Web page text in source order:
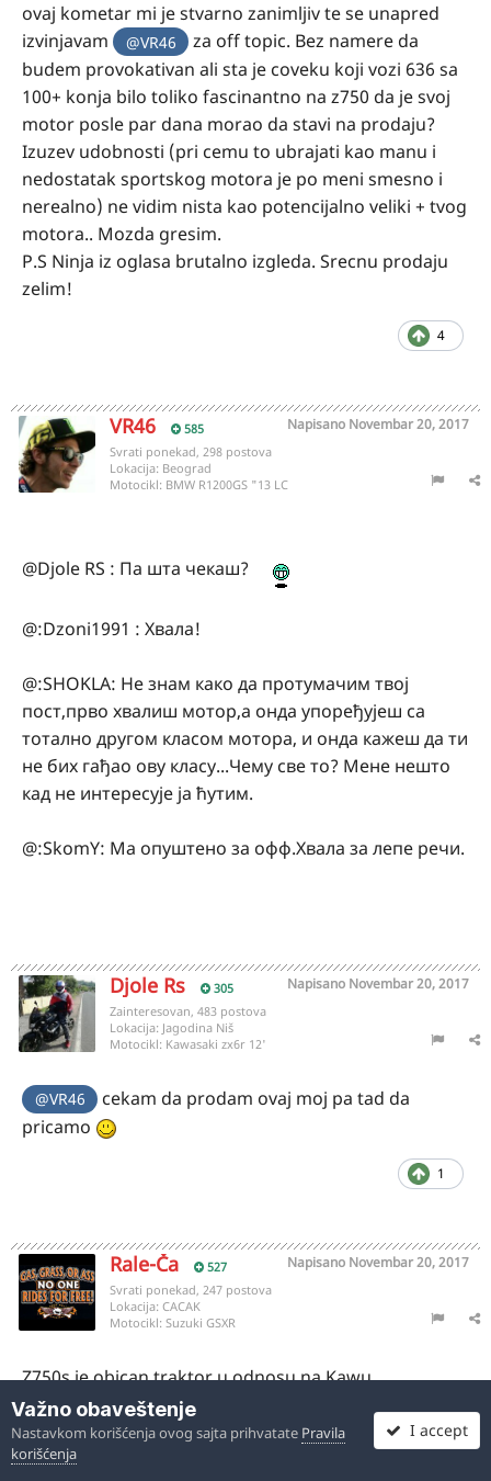
ovaj kometar mi je stvarno zanimljiv te se unapred
izvinjavam
@VR46
za off topic. Bez namere da
budem provokativan ali sta je coveku koji vozi 636 sa
100+ konja bilo toliko fascinantno na z750 da je svoj
motor posle par dana morao da stavi na prodaju?
Izuzev udobnosti (pri cemu to ubrajati kao manu i
nedostatak sportskog motora je po meni smesno i
nerealno) ne vidim nista kao potencijalno veliki + tvog
motora.. Mozda gresim.
P.S Ninja iz oglasa brutalno izgleda. Srecnu prodaju
zelim!
4
VR46 585 Napisano Novembar 20, 2017
Svrati ponekad, 298 postova
Lokacija: Beograd
Motocikl: BMW R1200GS "13 LC
@Djole RS : Па шта чекаш?
@:Dzoni1991 : Хвала!
@:SHOKLA: Не знам како да протумачим твој
пост,прво хвалиш мотор,а онда упоређујеш са
тотално другом класом мотора, и онда кажеш да ти
не бих гађао ову класу...Чему све то? Мене нешто
кад не интересује ја ћутим.
@:SkomY: Ма опуштено за офф.Хвала за лепе речи.
Djole Rs 305 Napisano Novembar 20, 2017
Zainteresovan, 483 postova
Lokacija: Jagodina Niš
Motocikl: Kawasaki zx6r 12'
@VR46
cekam da prodam ovaj moj pa tad da
pricamo
1
Rale-Ča 527 Napisano Novembar 20, 2017
Svrati ponekad, 247 postova
Lokacija: CACAK
Motocikl: Suzuki GSXR
Z750s je obican traktor u odnosu na Kawu.
Važno obaveštenje
Nastavkom korišćenja ovog sajta prihvatate Pravila
korišćenja
I accept